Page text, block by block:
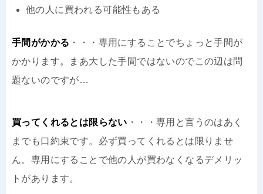
他の人に買われる可能性もある
手間がかかる ・・・専用にすることでちょっと手間が
かかります。まあ大した手間ではないのでこの辺は問
題ないのですが…
買ってくれるとは限らない ・・・専用と言うのはあく
までも口約束です。必ず買ってくれるとは限りませ
ん。専用にすることで他の人が買わなくなるデメリッ
トがあります。